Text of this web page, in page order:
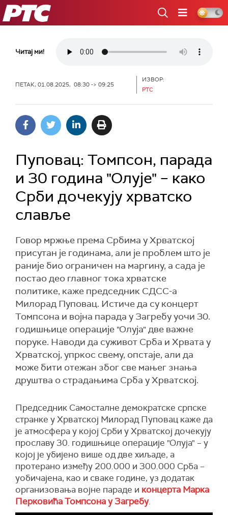
РТС
Читај ми!
ПЕТАК, 01.08.2025, 08:30 -> 09:25
ИЗВОР:
РТС
Пуповац: Томпсон, парада
и 30 година "Олује" – како
Срби дочекују хрватско
славље
Говор мржње према Србима у Хрватској
присутан је годинама, али је проблем што је
раније био ограничен на маргину, а сада је
постао део главног тока хрватске
политике, каже председник СДСС-а
Милорад Пуповац. Истиче да су концерт
Томпсона и војна парада у Загребу уочи 30.
годишњице операције "Олуја" две важне
поруке. Наводи да суживот Срба и Хрвата у
Хрватској, упркос свему, опстаје, али да
може бити отежан због све мањег знања
друштва о страдањима Срба у Хрватској.
Председник Самосталне демократске српске
странке у Хрватској Милорад Пуповац каже да
је атмосфера у којој Срби у Хрватској дочекују
прославу 30. годишњице операције "Олуја" – у
којој је убијено више од две хиљаде, а
протерано између 200.000 и 300.000 Срба –
уобичајена, као и сваке године, уз додатак
организовања војне параде и концерта Марка
Перковића Томпсона у Загребу.